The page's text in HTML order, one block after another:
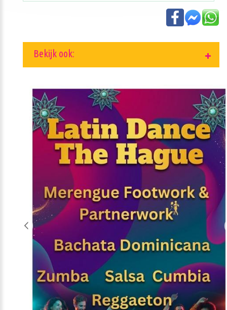
Bekijk ook: